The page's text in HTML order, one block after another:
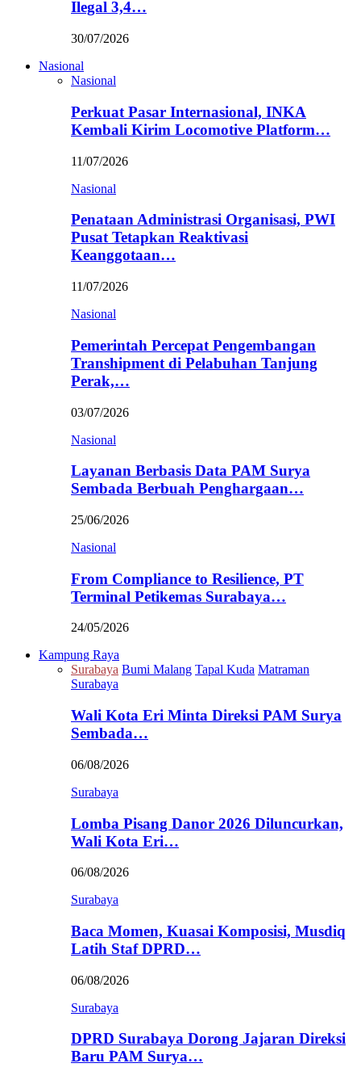
Ilegal 3,4…
30/07/2026
Nasional
Nasional
Perkuat Pasar Internasional, INKA
Kembali Kirim Locomotive Platform…
11/07/2026
Nasional
Penataan Administrasi Organisasi, PWI
Pusat Tetapkan Reaktivasi
Keanggotaan…
11/07/2026
Nasional
Pemerintah Percepat Pengembangan
Transhipment di Pelabuhan Tanjung
Perak,…
03/07/2026
Nasional
Layanan Berbasis Data PAM Surya
Sembada Berbuah Penghargaan…
25/06/2026
Nasional
From Compliance to Resilience, PT
Terminal Petikemas Surabaya…
24/05/2026
Kampung Raya
Surabaya Bumi Malang Tapal Kuda Matraman
Surabaya
Wali Kota Eri Minta Direksi PAM Surya
Sembada…
06/08/2026
Surabaya
Lomba Pisang Danor 2026 Diluncurkan,
Wali Kota Eri…
06/08/2026
Surabaya
Baca Momen, Kuasai Komposisi, Musdiq
Latih Staf DPRD…
06/08/2026
Surabaya
DPRD Surabaya Dorong Jajaran Direksi
Baru PAM Surya…